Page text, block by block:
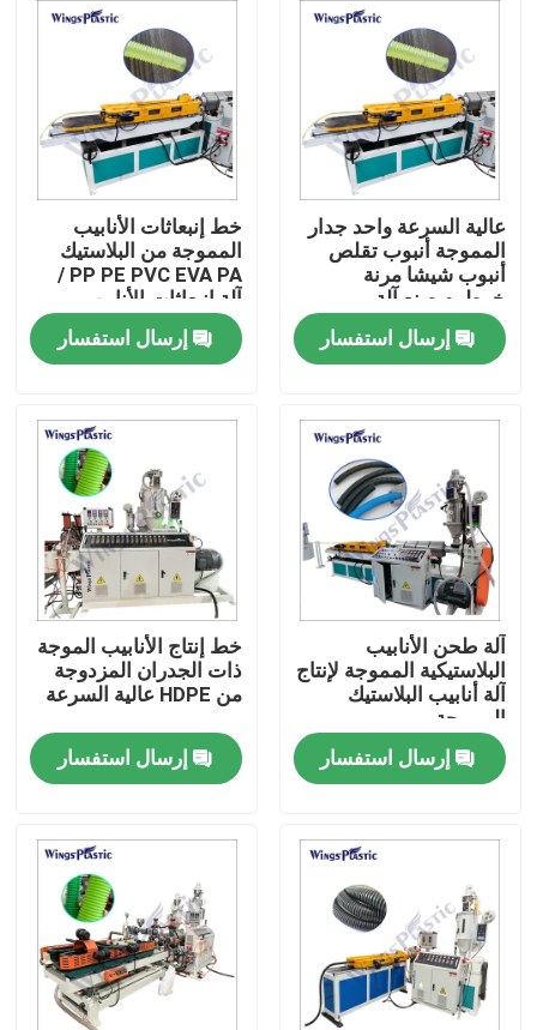
بيت
معلومات عنا
جولة في المعمل
رقابة جودة
اتصل بنا
آلة بثق الأنابيب البلاستيكية
خط بثق الأنبوب البلاستيكي
آلة بثق الأنبوب البلاستيكي
HDPE آلة بثق الأنابيب
عالية السرعة واحد جدار
المموجة أنبوب تقلص
أنبوب شيشا مرنة
خرطوم صنع آلة
إرسال استفسار
خط إنبعاثات الأنابيب
المموجة من البلاستيك
PP PE PVC EVA PA /
آلة إنبعاثات الأنابيب
المموجة من البلاستيك
إرسال استفسار
آلة طحن الأنابيب
البلاستيكية المموجة لإنتاج
آلة أنابيب البلاستيك
المموجة
إرسال استفسار
خط إنتاج الأنابيب الموجة
ذات الجدران المزدوجة
من HDPE عالية السرعة
إرسال استفسار